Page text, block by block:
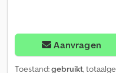
Aanvragen
Toestand:gebruikt,